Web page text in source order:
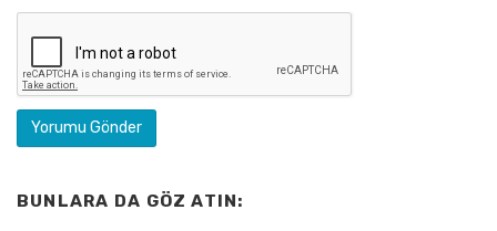
BUNLARA DA GÖZ ATIN: